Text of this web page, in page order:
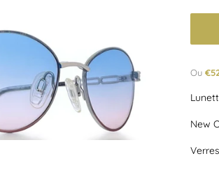
Ou
New